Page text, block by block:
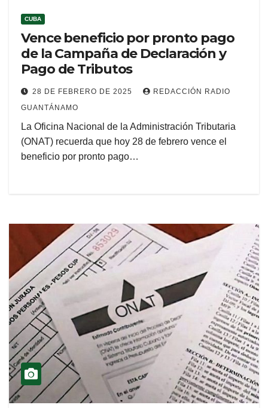
CUBA
Vence beneficio por pronto pago
de la Campaña de Declaración y
Pago de Tributos
28 DE FEBRERO DE 2025
REDACCIÓN RADIO
GUANTÁNAMO
La Oficina Nacional de la Administración Tributaria
(ONAT) recuerda que hoy 28 de febrero vence el
beneficio por pronto pago…